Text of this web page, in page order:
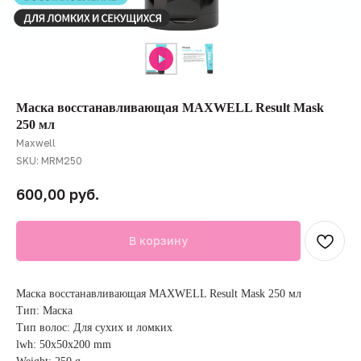
Маска восстанавливающая MAXWELL Result Mask
250 мл
Maxwell
SKU: MRM250
600,00 руб.
В корзину
Маска восстанавливающая MAXWELL Result Mask 250 мл
Тип: Маска
Тип волос: Для сухих и ломких
lwh: 50x50x200 mm